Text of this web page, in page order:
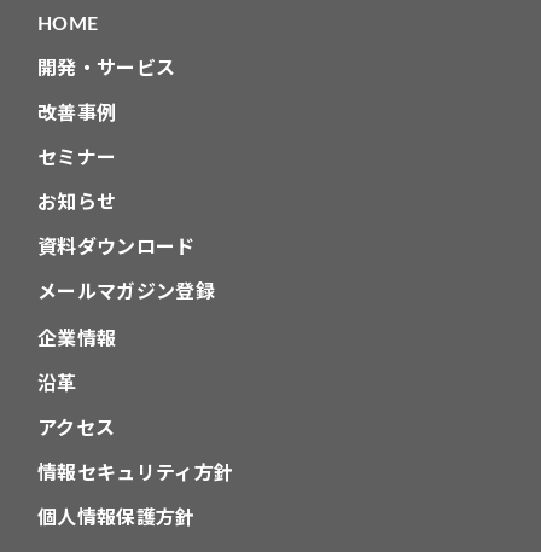
ンHOME
開発・サービス
改善事例
セミナー
お知らせ
資料ダウンロード
メールマガジン登録
企業情報
沿革
アクセス
情報セキュリティ方針
個人情報保護方針